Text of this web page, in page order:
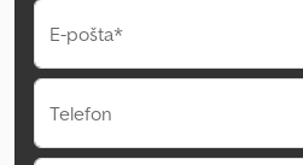
E-pošta*
Telefon